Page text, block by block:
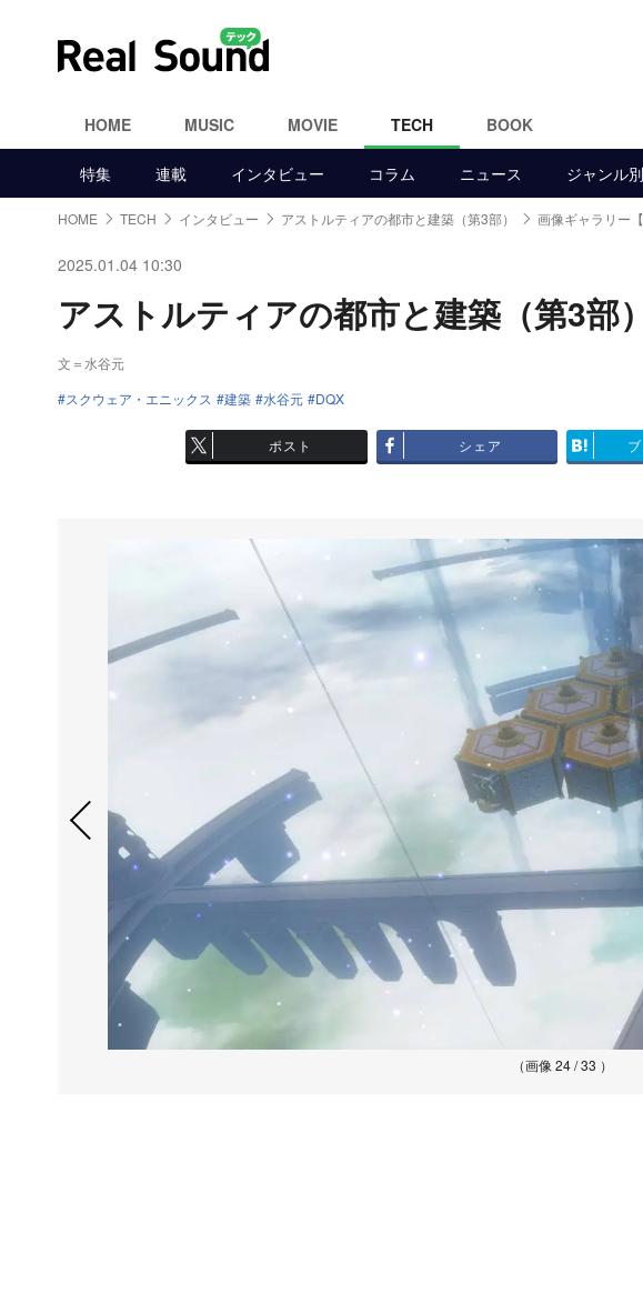
HOME MUSIC MOVIE TECH BOOK
特集 連載 インタビュー コラム ニュース ジャンル別
HOME TECH インタビュー アストルティアの都市と建築（第3部） 画像ギャラリー
2025.01.04 10:30
アストルティアの都市と建築（第3
文＝水谷元
スクウェア・エニックス
建築 水谷元 DQX
ポスト シェア
（画像 24 / 33 ）